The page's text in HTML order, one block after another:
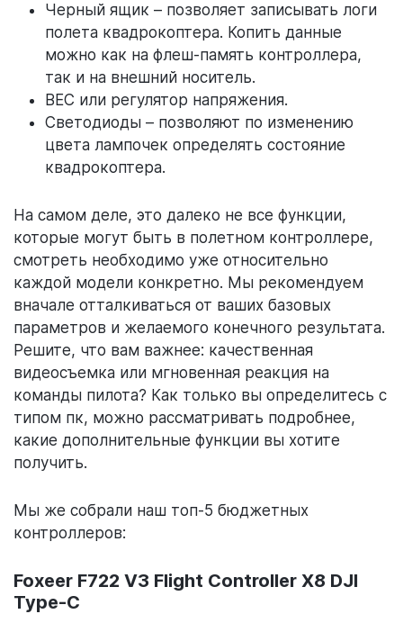
Черный ящик – позволяет записывать логи
полета квадрокоптера. Копить данные
можно как на флеш-память контроллера,
так и на внешний носитель.
BEC или регулятор напряжения.
Светодиоды – позволяют по изменению
цвета лампочек определять состояние
квадрокоптера.
На самом деле, это далеко не все функции,
которые могут быть в полетном контроллере,
смотреть необходимо уже относительно
каждой модели конкретно. Мы рекомендуем
вначале отталкиваться от ваших базовых
параметров и желаемого конечного результата.
Решите, что вам важнее: качественная
видеосъемка или мгновенная реакция на
команды пилота? Как только вы определитесь с
типом пк, можно рассматривать подробнее,
какие дополнительные функции вы хотите
получить.
Мы же собрали наш топ-5 бюджетных
контроллеров:
Foxeer F722 V3 Flight Controller X8 DJI
Type-C